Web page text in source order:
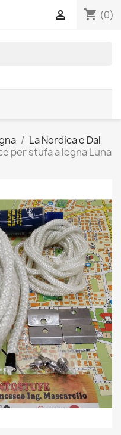
shopping_cart (0)

La Nordica e Dal
per stufa a legna Luna